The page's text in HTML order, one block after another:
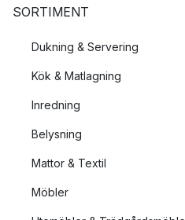
SORTIMENT
Dukning & Servering
Kök & Matlagning
Inredning
Belysning
Mattor & Textil
Möbler